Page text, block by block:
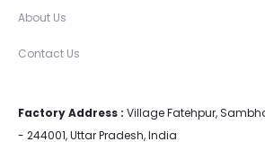
About Us
Contact Us
Factory Address : Village Fatehpur,
- 244001, Uttar Pradesh, India